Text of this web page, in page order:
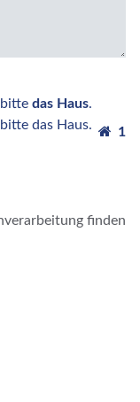
das Haus.
das Haus.
1
finden